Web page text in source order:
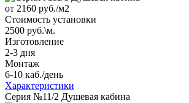
от 2160 руб./м2
Стоимость установки
2500 руб.\м.
Изготовление
2-3 дня
Монтаж
6-10 каб./день
Характеристики
Серия №11/2 Душевая кабина